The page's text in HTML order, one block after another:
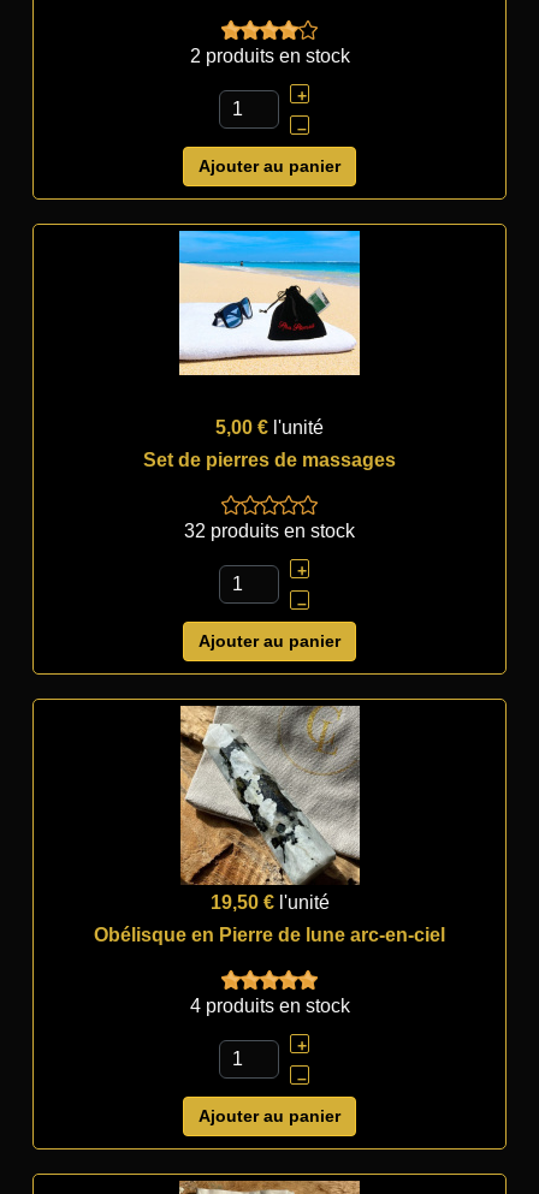
2 produits en stock
+
–
Ajouter au panier
5,00 € l'unité
Set de pierres de massages
32 produits en stock
+
–
Ajouter au panier
19,50 € l'unité
Obélisque en Pierre de lune arc-en-ciel
4 produits en stock
+
–
Ajouter au panier